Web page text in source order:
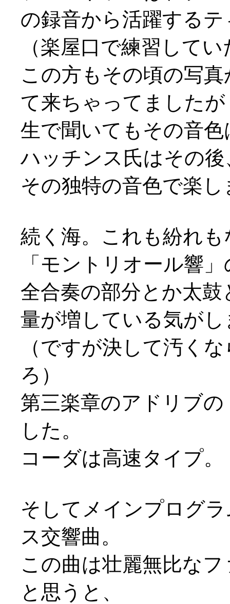
の録音から活躍する
（楽屋口で練習して
この方もその頃の写
て来ちゃってましたが
生で聞いてもその音
ハッチンス氏はその
その独特の音色で楽
続く海。これも紛れ
「モントリオール響
全合奏の部分とか太
量が増している気が
（ですが決して汚く
ろ）
第三楽章のアドリブ
した。
コーダは高速タイプ。
そしてメインプログ
ス交響曲。
この曲は壮麗無比な
と思うと、